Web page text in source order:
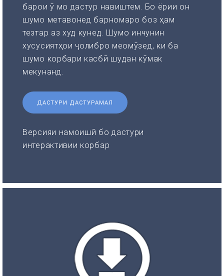
барои ӯ мо дастур навиштем. Бо ёрии он
шумо метавонед барномаро боз ҳам
тезтар аз худ кунед. Шумо инчунин
хусусиятҳои ҷолибро меомӯзед, ки ба
шумо корбари касбӣ шудан кӯмак
мекунанд.
ДАСТУРИ ДАСТУРАМАЛ
Версияи намоишӣ бо дастури
интерактивии корбар